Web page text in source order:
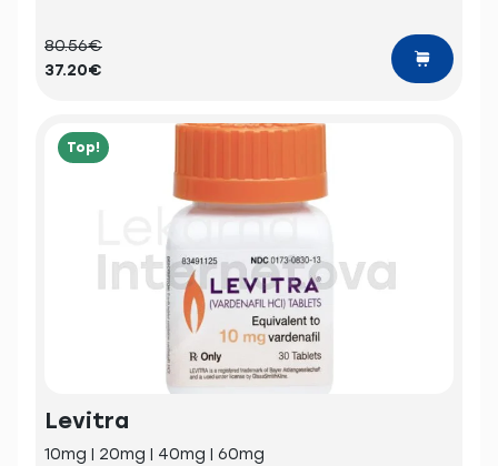
80.56€
37.20€
Top!
Levitra
10mg | 20mg | 40mg | 60mg